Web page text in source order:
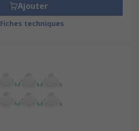
Ajouter
Fiches techniques